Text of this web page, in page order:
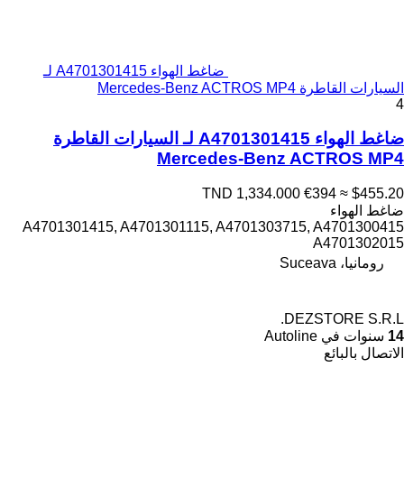
ضاغط الهواء A4701301415 لـ
السيارات القاطرة Mercedes-Benz ACTROS MP4
4
ضاغط الهواء A4701301415 لـ السيارات القاطرة
Mercedes-Benz ACTROS MP4
TND 1,334.000 €394 ≈ $455.20
ضاغط الهواء
A4701301415, A4701301115, A4701303715, A4701300415
A4701302015
رومانيا، Suceava
DEZSTORE S.R.L.
14 سنوات في Autoline
الاتصال بالبائع